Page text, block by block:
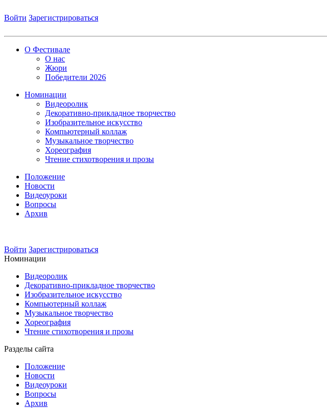
Войти Зарегистрироваться
О Фестивале
О нас
Жюри
Победители 2026
Номинации
Видеоролик
Декоративно-прикладное творчество
Изобразительное искусство
Компьютерный коллаж
Музыкальное творчество
Хореография
Чтение стихотворения и прозы
Положение
Новости
Видеоуроки
Вопросы
Архив
Войти Зарегистрироваться
Номинации
Видеоролик
Декоративно-прикладное творчество
Изобразительное искусство
Компьютерный коллаж
Музыкальное творчество
Хореография
Чтение стихотворения и прозы
Разделы сайта
Положение
Новости
Видеоуроки
Вопросы
Архив